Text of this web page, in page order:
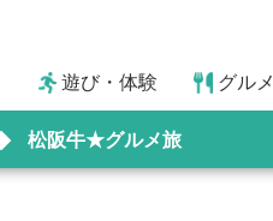
遊び・体験 グルメ
松阪牛★グルメ旅